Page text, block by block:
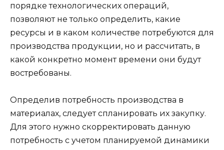
порядке технологических операций,
позволяют не только определить, какие
ресурсы и в каком количестве потребуются для
производства продукции, но и рассчитать, в
какой конкретно момент времени они будут
востребованы.
Определив потребность производства в
материалах, следует спланировать их закупку.
Для этого нужно скорректировать данную
потребность с учетом планируемой динамики